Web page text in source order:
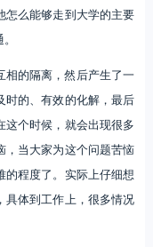
怎么能够走到大学的主要
的隔离，然后产生了一
时的、有效的化解，最后
个时候，就会出现很多
，当大家为这个问题苦恼
的程度了。实际上仔细想
具体到工作上，很多情况